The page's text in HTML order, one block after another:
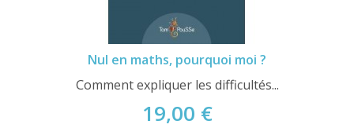
Nul en maths, pourquoi moi ?
Comment expliquer les difficultés...
19,00 €